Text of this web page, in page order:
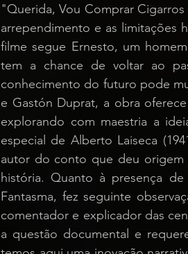
"Querida, Vou Comprar
arrependimento e as limitações
filme segue Ernesto, um
tem a chance de voltar ao
conhecimento do futuro pode
e Gastón Duprat, a obra
explorando com maestria a
especial de Alberto Laiseca
autor do conto que deu origem
história. Quanto à presença
Fantasma, fez seguinte
comentador e explicador das
a questão documental e